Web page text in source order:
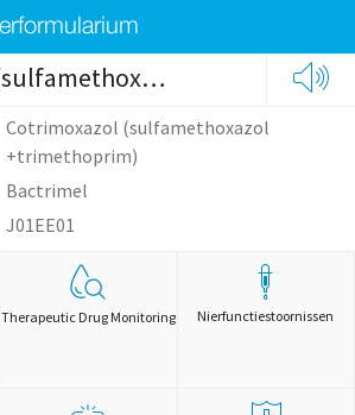
Cotrimoxazol (sulfamethoxazol +trimethoprim)
Cotrimoxazol (sulfamethoxazol
+trimethoprim)
Bactrimel
J01EE01
Therapeutic Drug Monitoring Nierfunctiestoornissen